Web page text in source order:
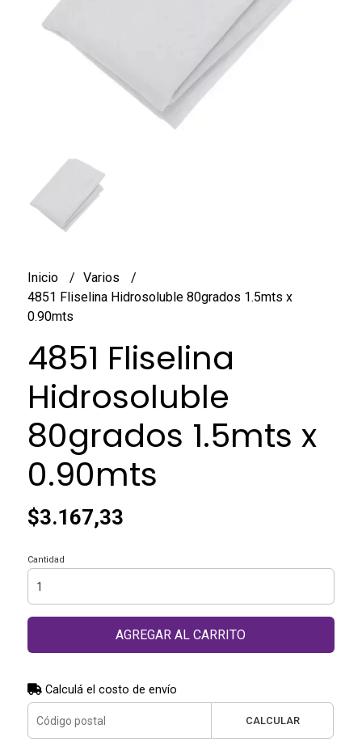
Inicio
Varios
4851 Fliselina Hidrosoluble 80grados 1.5mts x
0.90mts
4851 Fliselina
Hidrosoluble
80grados 1.5mts x
0.90mts
$3.167,33
Cantidad
AGREGAR AL CARRITO
Calculá el costo de envío
CALCULAR